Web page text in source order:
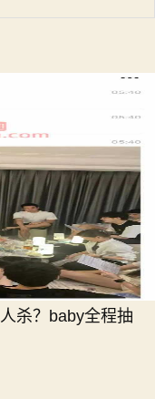
杀？baby全程抽